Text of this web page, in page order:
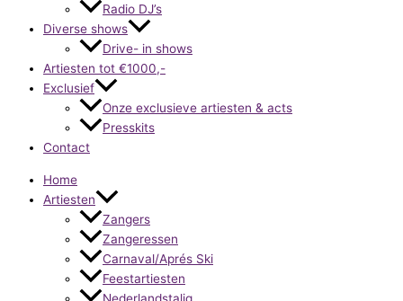
Radio DJ’s
Diverse shows
Drive- in shows
Artiesten tot €1000,-
Exclusief
Onze exclusieve artiesten & acts
Presskits
Contact
Home
Artiesten
Zangers
Zangeressen
Carnaval/Aprés Ski
Feestartiesten